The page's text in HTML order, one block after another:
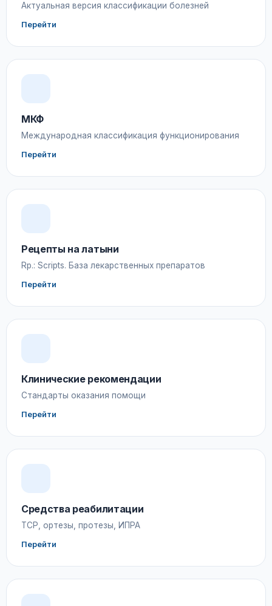
Актуальная версия классификации болезней
Перейти
МКФ
Международная классификация функционирования
Перейти
Рецепты на латыни
Rp.: Scripts. База лекарственных препаратов
Перейти
Клинические рекомендации
Стандарты оказания помощи
Перейти
Средства реабилитации
ТСР, ортезы, протезы, ИПРА
Перейти